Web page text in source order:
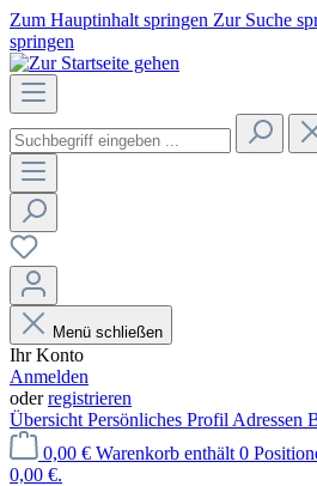
Zum Hauptinhalt springen Zur Suche
springen
Menü schließen
Ihr Konto
Anmelden
oderregistrieren
Übersicht Persönliches Profil Adressen
0,00 € Warenkorb enthält 0
0,00 €.